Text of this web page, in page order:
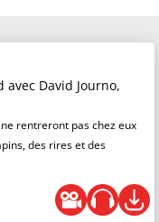
avec David Journo,
rentreront pas chez eux
des rires et des